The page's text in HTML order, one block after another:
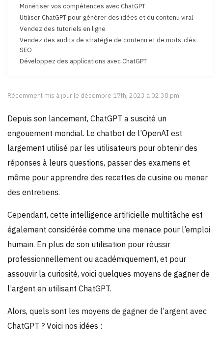
Monétiser vos compétences avec ChatGPT
Utiliser ChatGPT pour générer des idées et du contenu viral
Vendez des tutoriels en ligne
Vendez des audits de stratégie de contenu et de mots-clés
SEO
Développez des applications avec ChatGPT
Récemment mis à jour le décembre 17th, 2023 à 02:38 pm
Depuis son lancement, ChatGPT a suscité un
engouement mondial. Le chatbot de l’OpenAI est
largement utilisé par les utilisateurs pour obtenir des
réponses à leurs questions, passer des examens et
même pour apprendre des recettes de cuisine ou mener
des entretiens.
Cependant, cette intelligence artificielle multitâche est
également considérée comme une menace pour l’emploi
humain. En plus de son utilisation pour réussir
professionnellement ou académiquement, et pour
assouvir la curiosité, voici quelques moyens de gagner de
l’argent en utilisant ChatGPT.
Alors, quels sont les moyens de gagner de l’argent avec
ChatGPT ? Voici nos idées :